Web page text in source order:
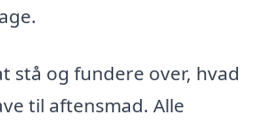
stå og fundere over, hvad
til aftensmad. Alle